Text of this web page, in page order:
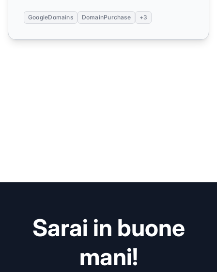
GoogleDomains DomainPurchase +3
Sarai in buone
mani!